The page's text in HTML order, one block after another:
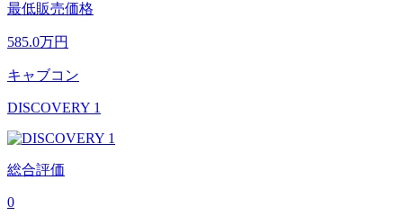
最低販売価格
585.0万円
キャブコン
DISCOVERY 1
総合評価
0